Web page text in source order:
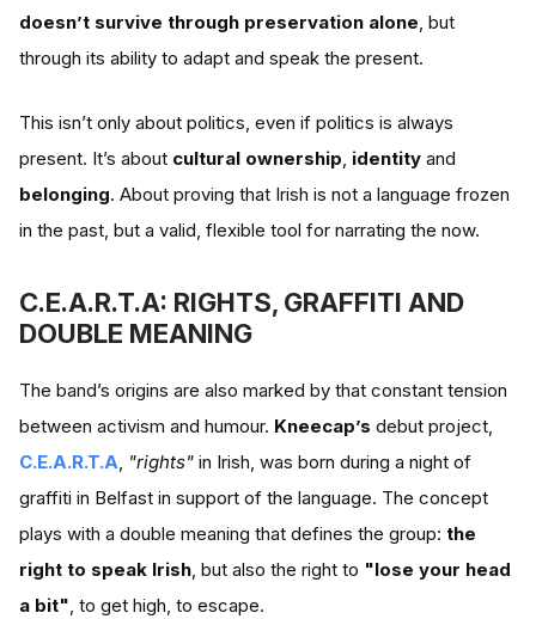
doesn’t survive through preservation alone, but
through its ability to adapt and speak the present.
This isn’t only about politics, even if politics is always
present. It’s about cultural ownership, identity and
belonging. About proving that Irish is not a language frozen
in the past, but a valid, flexible tool for narrating the now.
C.E.A.R.T.A: RIGHTS, GRAFFITI AND
DOUBLE MEANING
The band’s origins are also marked by that constant tension
between activism and humour. Kneecap’s debut project,
C.E.A.R.T.A, "rights" in Irish, was born during a night of
graffiti in Belfast in support of the language. The concept
plays with a double meaning that defines the group: the
right to speak Irish, but also the right to "lose your head
a bit", to get high, to escape.